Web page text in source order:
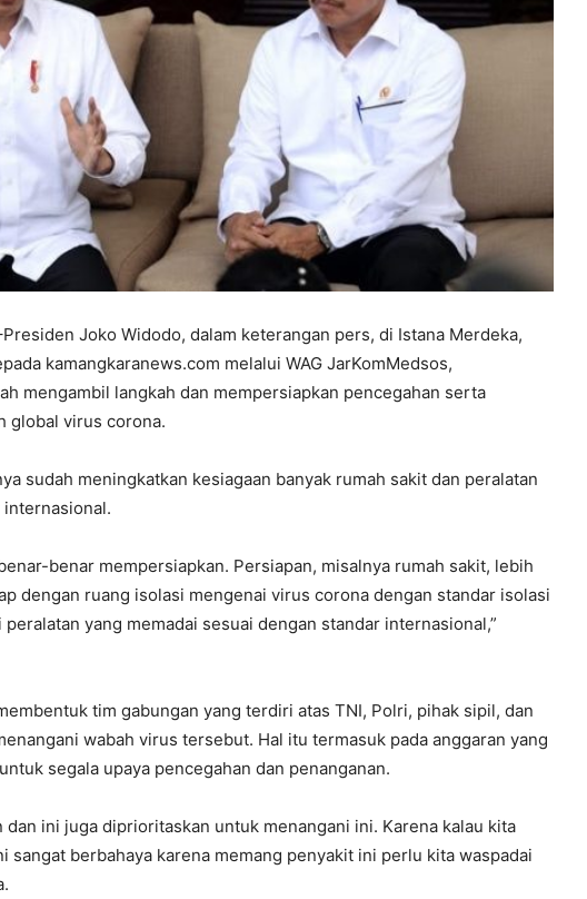
Joko Widodo, dalam keterangan pers, di Istana Merdeka,
kamangkaranews.com melalui WAG JarKomMedsos,
mengambil langkah dan mempersiapkan pencegahan serta
global virus corona.
sudah meningkatkan kesiagaan banyak rumah sakit dan peralatan
benar mempersiapkan. Persiapan, misalnya rumah sakit, lebih
dengan ruang isolasi mengenai virus corona dengan standar isolasi
yang memadai sesuai dengan standar internasional,”
tim gabungan yang terdiri atas TNI, Polri, pihak sipil, dan
wabah virus tersebut. Hal itu termasuk pada anggaran yang
segala upaya pencegahan dan penanganan.
dan ini juga diprioritaskan untuk menangani ini. Karena kalau kita
sangat berbahaya karena memang penyakit ini perlu kita waspadai